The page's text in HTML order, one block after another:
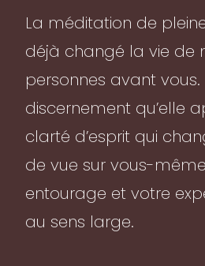
La méditation de
déjà changé la vie de
personnes avant vous.
discernement qu’elle
clarté d’esprit qui
de vue sur vous-
entourage et votre
au sens large.